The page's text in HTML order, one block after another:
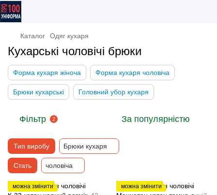
Каталог Одяг кухаря
Кухарські чоловічі брюки
Форма кухаря жіноча Форма кухаря чоловіча
Брюки кухарські Головний убор кухаря
Фільтр 2 За популярністю
Тип виробу Брюки кухаря
Стать чоловіча
можна змінити можна змінити